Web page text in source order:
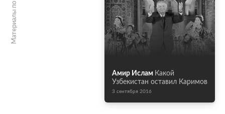
Материалы по теме
Амир Ислам Какой
Узбекистан оставил Каримов
3 сентября 2016